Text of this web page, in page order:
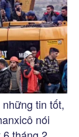
tin tốt,
nói